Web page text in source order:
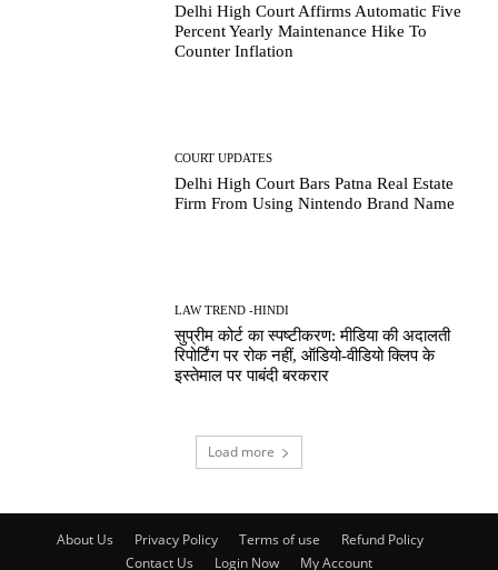
Delhi High Court Affirms Automatic Five
Percent Yearly Maintenance Hike To
Counter Inflation
COURT UPDATES
Delhi High Court Bars Patna Real Estate
Firm From Using Nintendo Brand Name
LAW TREND -HINDI
सुप्रीम कोर्ट का स्पष्टीकरण: मीडिया की अदालती
रिपोर्टिंग पर रोक नहीं, ऑडियो-वीडियो क्लिप के
इस्तेमाल पर पाबंदी बरकरार
Load more
About Us Privacy Policy Terms of use
Refund Policy
Contact Us
Login Now My Account